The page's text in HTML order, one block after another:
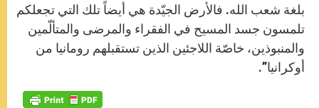
بلغة شعب الله. فالأرض الجيّدة هي أيضاً تلك التي تجعلكم
تلمسون جسد المسيح في الفقراء والمرضى والمتألّمين
والمنبوذين، خاصّة اللاجئين الذين تستقبلهم رومانيا من
أوكرانيا”.